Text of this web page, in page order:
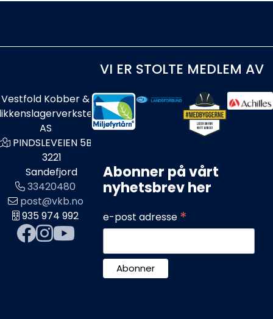
VI ER STOLTE MEDLEM AV
Vestfold Kobber &
AS
PINDSLEVEIEN 5B
3221
Sandefjord
33420480
post@vkb.no
935 974 992
Abonner på vårt
nyhetsbrev her
e-post adresse *